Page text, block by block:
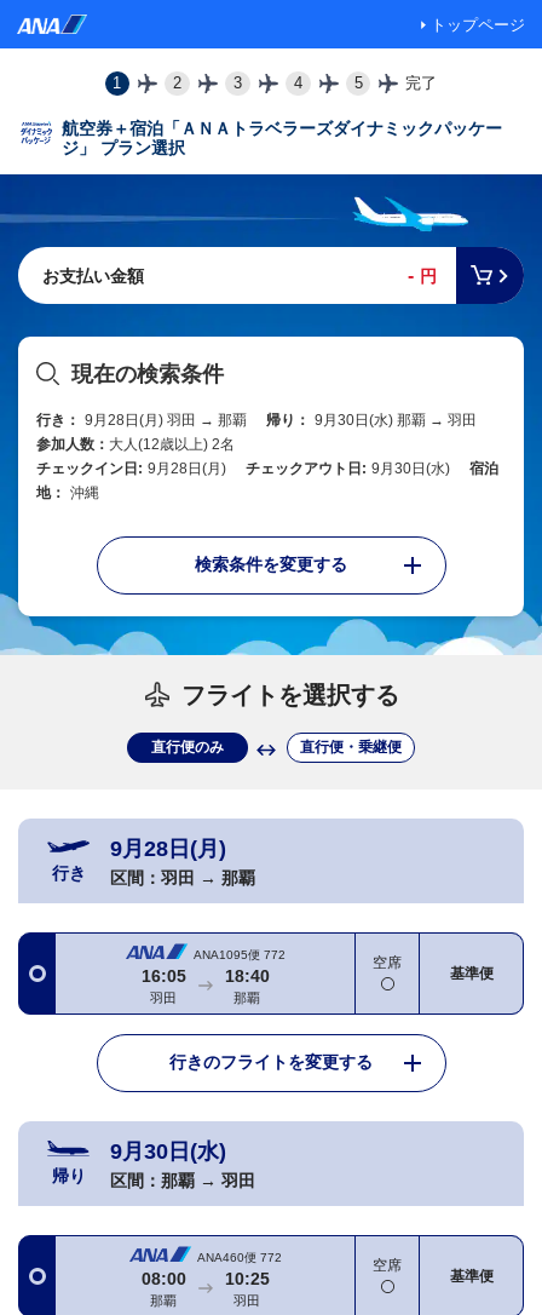
トップページ
1 2 3 4 5 完了
航空券＋宿泊「ＡＮＡトラベラーズダイナミックパッケー
ジ」 プラン選択
お支払い金額 - 円
現在の検索条件
行き： 9月28日(月) 羽田 → 那覇 帰り： 9月30日(水) 那覇 → 羽田
参加人数： 大人(12歳以上) 2名
チェックイン日: 9月28日(月) チェックアウト日: 9月30日(水)
宿泊
地： 沖縄
検索条件を変更する
フライトを選択する
直行便のみ 直行便・乗継便
行き
9月28日(月)
区間： 羽田 → 那覇
ANA1095便 772
16:05
羽田
18:40
那覇
空席
基準便
行きのフライトを変更する
帰り
9月30日(水)
区間： 那覇 → 羽田
ANA460便 772
08:00
那覇
10:25
羽田
空席
基準便